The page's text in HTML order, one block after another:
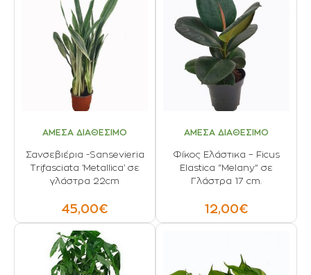
ΑΜΕΣΑ ΔΙΑΘΕΣΙΜΟ
Σανσεβιέρια -Sansevieria
Trifasciata 'Metallica' σε
γλάστρα 22cm
45,00€
ΑΜΕΣΑ ΔΙΑΘΕΣΙΜΟ
Φίκος Ελάστικα – Ficus
Elastica “Melany” σε
Γλάστρα 17 cm.
12,00€